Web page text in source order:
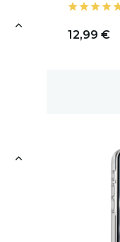
12,99 €